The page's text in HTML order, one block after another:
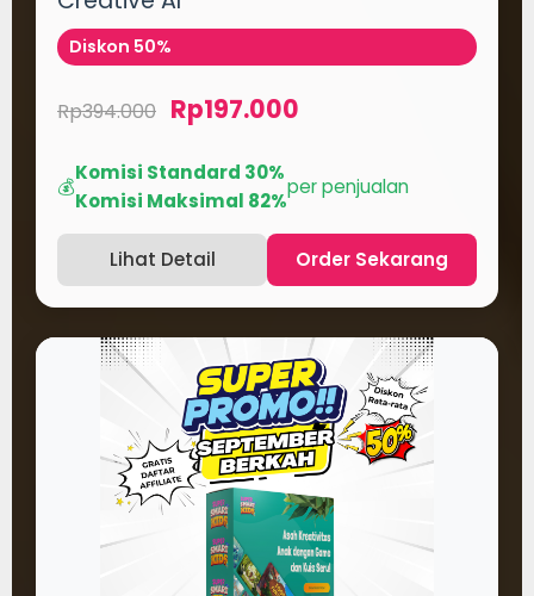
Diskon 50%
Rp394.000 Rp197.000
💰
Komisi Standard 30%
Komisi Maksimal 82%
per penjualan
Lihat Detail Order Sekarang